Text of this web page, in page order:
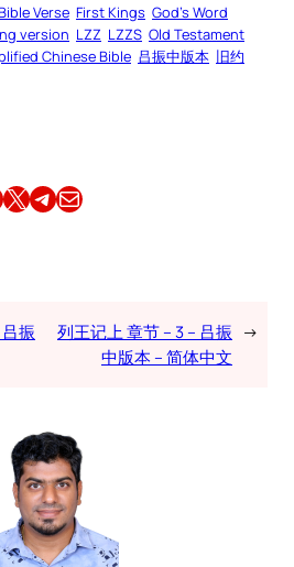
Verse First Kings God’s Word
version LZZ LZZS Old Testament
Chinese Bible 吕振中版本 旧约
Share this article on X Share this article on TelegramEmail this Article
振
列王记上 章节 – 3 – 吕振
中版本 – 简体中文
→